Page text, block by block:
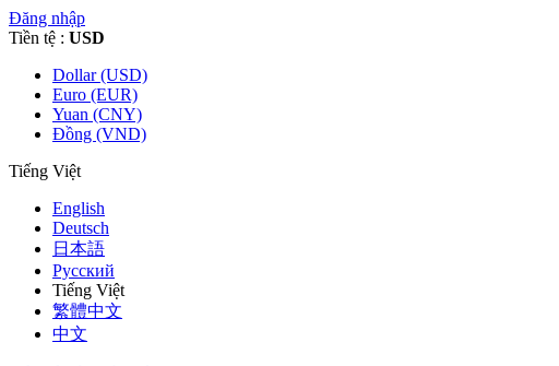
Đăng nhập
Tiền tệ : USD
Dollar (USD)
Euro (EUR)
Yuan (CNY)
Đồng (VND)
Tiếng Việt
English
Deutsch
日本語
Русский
Tiếng Việt
繁體中文
中文